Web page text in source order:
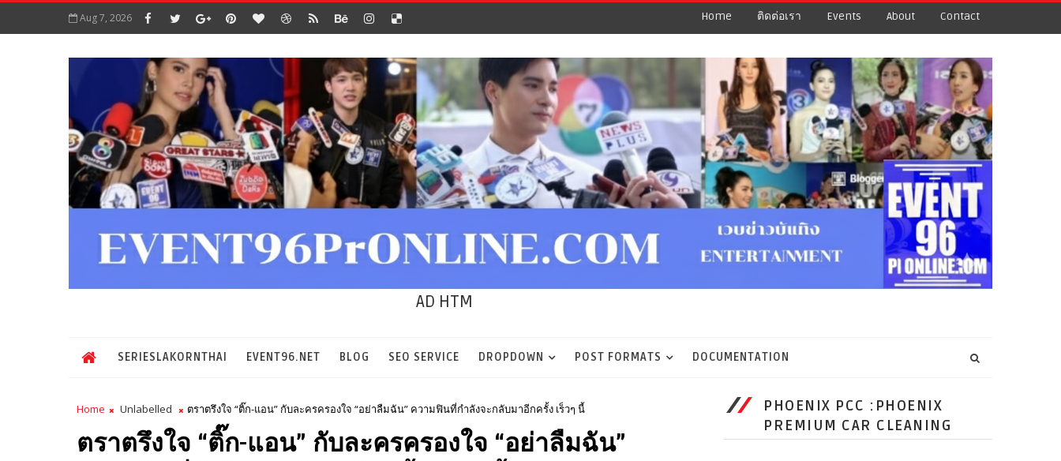
Aug 7, 2026 Home ติดต่อเรา Events About Contact
AD HTM
SERIESLAKORNTHAI EVENT96.NET BLOG SEO SERVICE DROPDOWN POST FORMATS DOCUMENTATION
Home Unlabelled ตราตรึงใจ “ติ๊ก-แอน” กับละครครองใจ “อย่าลืมฉัน” ความฟินที่กำลังจะกลับมาอีกครั้ง เร็วๆ นี้
ตราตรึงใจ “ติ๊ก-แอน” กับละครครองใจ “อย่าลืมฉัน”
PHOENIX PCC :PHOENIX
PREMIUM CAR CLEANING